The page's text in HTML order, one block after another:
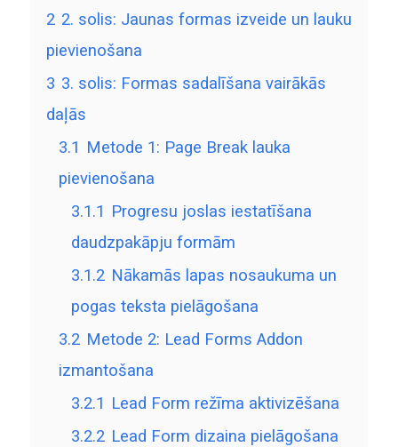
2 2. solis: Jaunas formas izveide un lauku
pievienošana
3 3. solis: Formas sadalīšana vairākās
daļās
3.1 Metode 1: Page Break lauka
pievienošana
3.1.1 Progresu joslas iestatīšana
daudzpakāpju formām
3.1.2 Nākamās lapas nosaukuma un
pogas teksta pielāgošana
3.2 Metode 2: Lead Forms Addon
izmantošana
3.2.1 Lead Form režīma aktivizēšana
3.2.2 Lead Form dizaina pielāgošana